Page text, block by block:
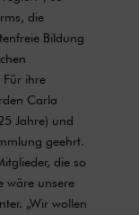
die
Bildung
Für ihre
Carla
Jahre) und
geehrt.
die so
wäre unsere
„Wir wollen